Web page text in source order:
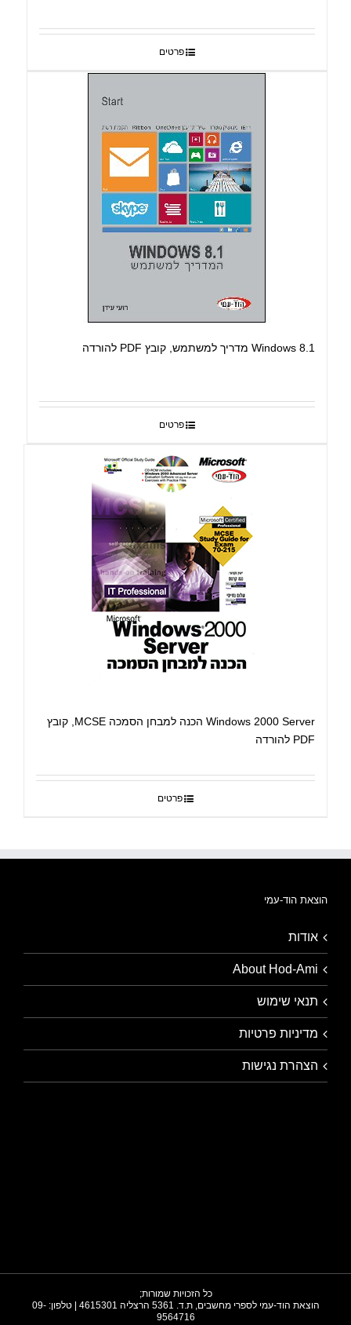
פרטים
Windows 8.1 מדריך למשתמש, קובץ PDF להורדה
פרטים
Windows 2000 Server הכנה למבחן הסמכה MCSE, קובץ
PDF להורדה
פרטים
הוצאת הוד-עמי
אודות
About Hod-Ami
תנאי שימוש
מדיניות פרטיות
הצהרת נגישות
כל הזכויות שמורות;
הוצאת הוד-עמי לספרי מחשבים, ת.ד. 5361 הרצליה 4615301 | טלפון: 09-
9564716